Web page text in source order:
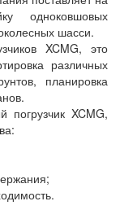
одноковшовых
шасси.
XCMG, это
различных
планировка
погрузчик XCMG,